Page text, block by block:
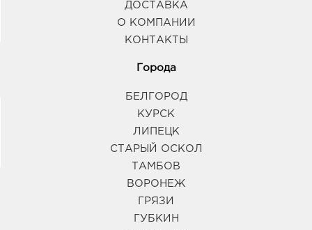
ДОСТАВКА
О КОМПАНИИ
КОНТАКТЫ
Города
БЕЛГОРОД
КУРСК
ЛИПЕЦК
СТАРЫЙ ОСКОЛ
ТАМБОВ
ВОРОНЕЖ
ГРЯЗИ
ГУБКИН